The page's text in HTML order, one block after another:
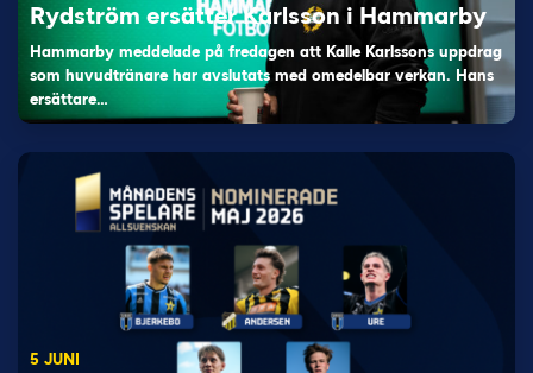
Rydström ersätter Karlsson i Hammarby
Hammarby meddelade på fredagen att Kalle Karlssons uppdrag
som huvudtränare har avslutats med omedelbar verkan. Hans
ersättare…
5 JUNI